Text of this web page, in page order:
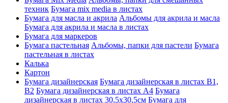
техник Бумага mix media в листах
Бумага для масла и акрила Альбомы для акрила и масла
Бумага для акрила и масла в листах
Бумага для маркеров
Бумага пастельная Альбомы, папки для пастели Бумага
пастельная в листах
Калька
Картон
Бумага дизайнерская Бумага дизайнерская в листах В1,
В2 Бумага дизайнерская в листах А4 Бумага
дизайнерская в листах 30,5х30,5см Бумага для